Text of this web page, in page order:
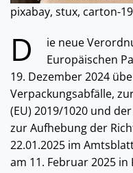
pixabay, stux, carton-
D
ie neue
Europäischen
19. Dezember 2024
Verpackungsabfälle,
(EU) 2019/1020 und
zur Aufhebung der
22.01.2025 im
am 11. Februar 2025